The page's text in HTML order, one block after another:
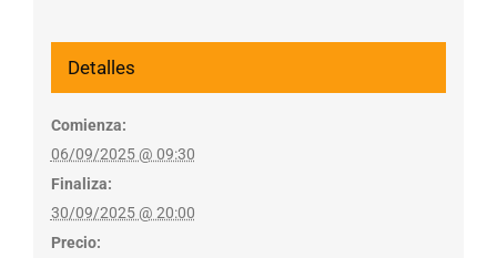
Detalles
Comienza:
06/09/2025 @ 09:30
Finaliza:
30/09/2025 @ 20:00
Precio: